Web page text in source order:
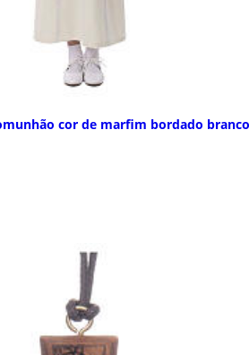
cor de marfim bordado branco